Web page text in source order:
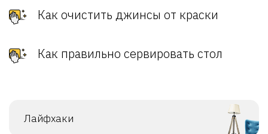
Как очистить джинсы от краски
Как правильно сервировать стол
Лайфхаки